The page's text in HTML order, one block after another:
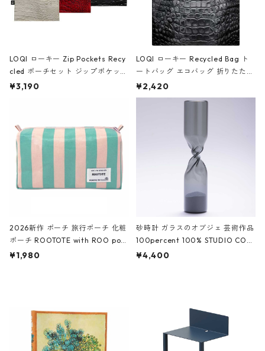
LOQI ローキー Zip Pockets Recy
cled ポーチセット ジップポケット
ファスナーポーチ 撥水加工 トラベ
ーガンディー、オフホワイト
¥3,190
LOQI ローキー Recycled Bag ト
ートバッグ エコバッグ 折りたたみ
大きめ 撥水加工 収納ポーチ CRO
CODILE/Black クロコダイル/ブラ
¥2,420
2026新作 ポーチ 旅行ポーチ 化粧
ポーチ ROOTOTE with ROO pou
ch 3532 ルートート WR.ポーチ.ラ
¥1,980
砂時計 ガラスのオブジェ 芸術作品
100percent 100% STUDIO COH
AKU Timeless 100パーセント ス
¥4,400